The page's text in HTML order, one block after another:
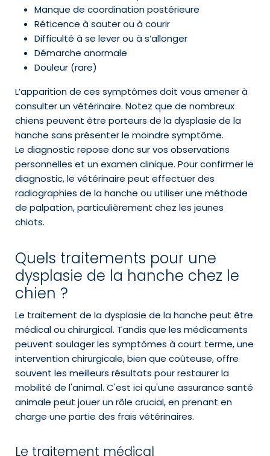
Manque de coordination postérieure
Réticence à sauter ou à courir
Difficulté à se lever ou à s’allonger
Démarche anormale
Douleur (rare)
L’apparition de ces symptômes doit vous amener à
consulter un vétérinaire. Notez que de nombreux
chiens peuvent être porteurs de la dysplasie de la
hanche sans présenter le moindre symptôme.
Le diagnostic repose donc sur vos observations
personnelles et un examen clinique. Pour confirmer le
diagnostic, le vétérinaire peut effectuer des
radiographies de la hanche ou utiliser une méthode
de palpation, particulièrement chez les jeunes
chiots.
Quels traitements pour une
dysplasie de la hanche chez le
chien ?
Le traitement de la dysplasie de la hanche peut être
médical ou chirurgical. Tandis que les médicaments
peuvent soulager les symptômes à court terme, une
intervention chirurgicale, bien que coûteuse, offre
souvent les meilleurs résultats pour restaurer la
mobilité de l'animal. C'est ici qu'une assurance santé
animale peut jouer un rôle crucial, en prenant en
charge une partie des frais vétérinaires.
Le traitement médical